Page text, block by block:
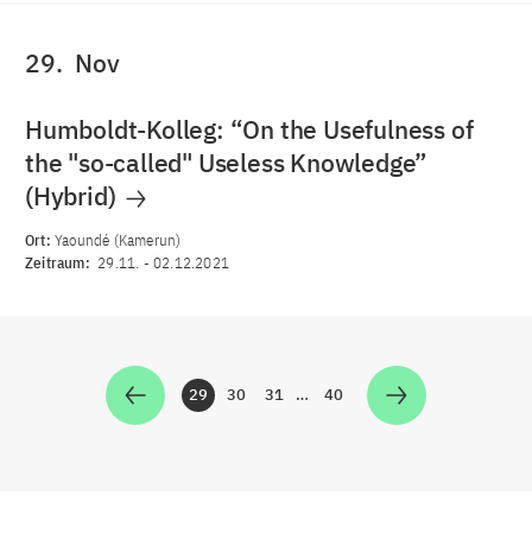
29. Nov
Humboldt-Kolleg: “On the Usefulness of
the "so-called" Useless Knowledge”
(Hybrid)
Ort: Yaoundé (Kamerun)
Zeitraum: 29.11. -02.12.2021
Zur Seite
29 Zur Seite
30 Zur Seite
31 … Zur Seite
40